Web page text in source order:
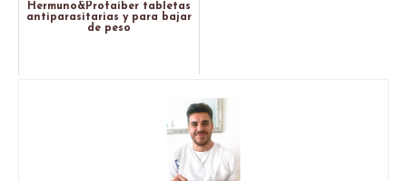
Hermuno&Profaiber tabletas
antiparasitarias y para bajar
de peso